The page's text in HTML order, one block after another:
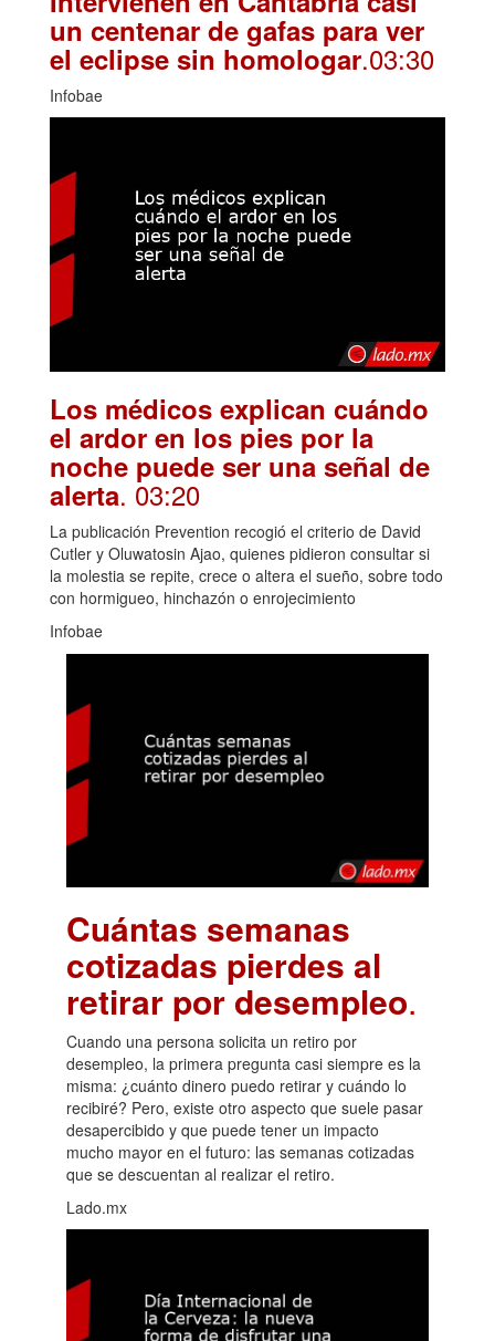
un centenar de gafas para ver
el eclipse sin homologar.03:30
Infobae
Los médicos explican cuándo
el ardor en los pies por la
noche puede ser una señal de
alerta. 03:20
La publicación Prevention recogió el criterio de David
Cutler y Oluwatosin Ajao, quienes pidieron consultar si
la molestia se repite, crece o altera el sueño, sobre todo
con hormigueo, hinchazón o enrojecimiento
Infobae
Cuántas semanas
cotizadas pierdes al
retirar por desempleo.
Cuando una persona solicita un retiro por
desempleo, la primera pregunta casi siempre es la
misma: ¿cuánto dinero puedo retirar y cuándo lo
recibiré? Pero, existe otro aspecto que suele pasar
desapercibido y que puede tener un impacto
mucho mayor en el futuro: las semanas cotizadas
que se descuentan al realizar el retiro.
Lado.mx